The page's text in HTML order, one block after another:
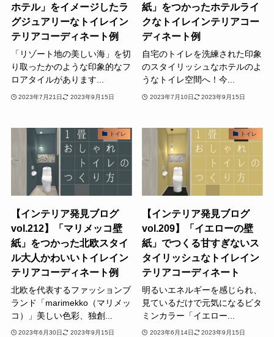
ホテル」をイメージしたラ
グジュアリーなトイレイン
テリアコーディネート例
「リゾート地の美しい海」を切
り取ったかのような印象的なフ
ロアタイルがあります...
2023年7月21日 2023年9月15日
紙」をつかったホテルライ
クなトイレインテリアコー
ディネート例
自宅のトイレを洗練された印象
のスタイリッシュなホテルのよ
うなトイレ空間へ！今...
2023年7月10日 2023年9月15日
トイレ
【インテリア発見ブログ
vol.212】「マリメッコ壁
紙」をつかった北欧スタイ
ル大人かわいいトイレイン
テリアコーディネート例
北欧を代表するファッションブ
ランド「marimekko（マリメッ
コ）」美しい色彩、独創...
2023年6月30日 2023年9月15日
トイレ
【インテリア発見ブログ
vol.209】「イエローの壁
紙」でつくる甘すぎないス
タイリッシュなトイレイン
テリアコーディネート
明るいエネルギーを感じられ、
見ているだけで元気になるビタ
ミンカラー「イエロー...
2023年6月14日 2023年9月15日